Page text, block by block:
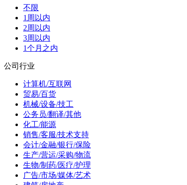
不限
1周以内
2周以内
3周以内
1个月之内
公司行业
计算机/互联网
贸易/百货
机械/设备/技工
公务员/翻译/其他
化工/能源
销售/客服/技术支持
会计/金融/银行/保险
生产/营运/采购/物流
生物/制药/医疗/护理
广告/市场/媒体/艺术